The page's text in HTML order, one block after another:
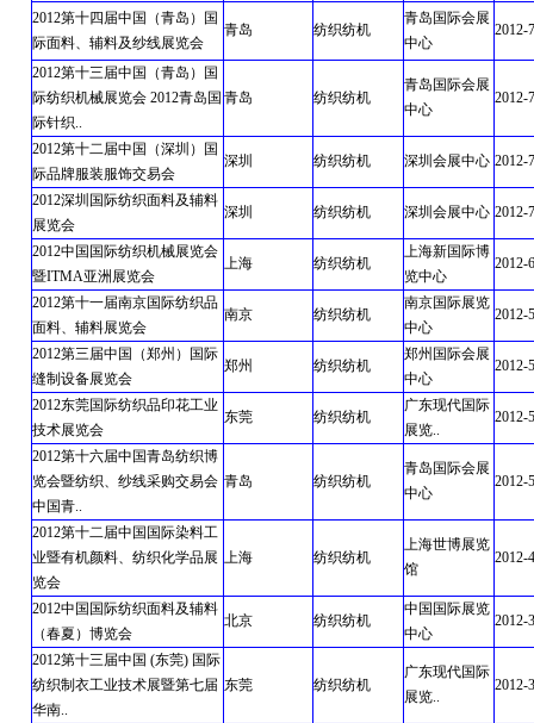
2012第十四届中国（青岛）国
际面料、辅料及纱线展览会
青岛 纺织纺机
青岛国际会展
中心
2012-
2012第十三届中国（青岛）国
际纺织机械展览会 2012青岛国
际针织..
青岛 纺织纺机
青岛国际会展
中心
2012-
2012第十二届中国（深圳）国
际品牌服装服饰交易会
深圳 纺织纺机 深圳会展中心 2012-
2012深圳国际纺织面料及辅料
展览会
深圳 纺织纺机 深圳会展中心 2012-
2012中国国际纺织机械展览会
暨ITMA亚洲展览会
上海 纺织纺机
上海新国际博
览中心
2012-
2012第十一届南京国际纺织品
面料、辅料展览会
南京 纺织纺机
南京国际展览
中心
2012-
2012第三届中国（郑州）国际
缝制设备展览会
郑州 纺织纺机
郑州国际会展
中心
2012-
2012东莞国际纺织品印花工业
技术展览会
东莞 纺织纺机
广东现代国际
展览..
2012-
2012第十六届中国青岛纺织博
览会暨纺织、纱线采购交易会
中国青..
青岛 纺织纺机
青岛国际会展
中心
2012-
2012第十二届中国国际染料工
业暨有机颜料、纺织化学品展
览会
上海 纺织纺机
上海世博展览
馆
2012-
2012中国国际纺织面料及辅料
（春夏）博览会
北京 纺织纺机
中国国际展览
中心
2012-
2012第十三届中国 (东莞) 国际
纺织制衣工业技术展暨第七届
华南..
东莞 纺织纺机
广东现代国际
展览..
2012-